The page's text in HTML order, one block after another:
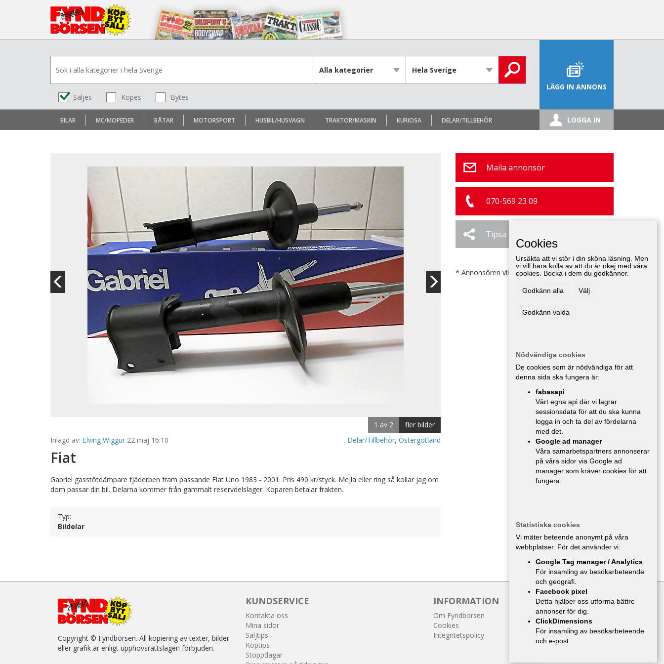
LÄGG IN ANNONS
LOGGA IN
BILAR MC/MOPEDER BÅTAR MOTORSPORT HUSBIL/HUSVAGN TRAKTOR/MASKIN KURIOSA DELAR/TILLBEHÖR
Säljes Köpes Bytes
fler bilder
1 av 2
Inlagd av: Elving Wiggur 22 maj 16:10 Delar/Tillbehör, Östergötland
Fiat
Gabriel gasstötdämpare fjäderben fram passande Fiat Uno 1983 - 2001. Pris 490 kr/styck. Mejla eller ring så kollar jag om
dom passar din bil. Delarna kommer från gammalt reservdelslager. Köparen betalar frakten.
Typ:
Bildelar
Maila annonsör
070-569 23 09
Tipsa
* Annonsören vill inte bli kontaktad av försäljare.
Copyright © Fyndbörsen. All kopiering av texter, bilder
eller grafik är enligt upphovsrättslagen förbjuden.
KUNDSERVICE
Kontakta oss
Mina sidor
Säljtips
Köptips
Stoppdagar
INFORMATION
Om Fyndbörsen
Cookies
Integritetspolicy
Cookies
Ursäkta att vi stör i din sköna läsning. Men
vi vill bara kolla av att du är okej med våra
cookies. Bocka i dem du godkänner.
Godkänn alla Välj
Godkänn valda
Nödvändiga cookies
De cookies som är nödvändiga för att
denna sida ska fungera är:
fabasapi
Vårt egna api där vi lagrar
sessionsdata för att du ska kunna
logga in och ta del av fördelarna
med det.
Google ad manager
Våra samarbetspartners annonserar
på våra sidor via Google ad
manager som kräver cookies för att
fungera.
Statistiska cookies
Vi mäter beteende anonymt på våra
webbplatser. För det använder vi:
Google Tag manager / Analytics
För insamling av besökarbeteende
och geografi.
Facebook pixel
Detta hjälper oss utforma bättre
annonser för dig.
ClickDimensions
För insamling av besökarbeteende
och e-post.